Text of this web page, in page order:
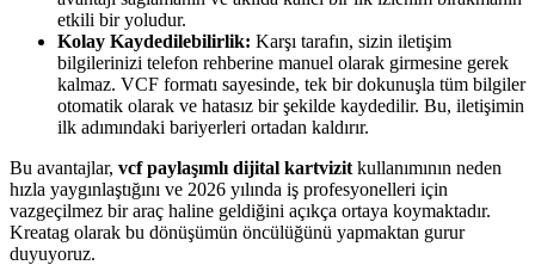
etkili bir yoludur.
Kolay Kaydedilebilirlik: Karşı tarafın, sizin iletişim
bilgilerinizi telefon rehberine manuel olarak girmesine gerek
kalmaz. VCF formatı sayesinde, tek bir dokunuşla tüm bilgiler
otomatik olarak ve hatasız bir şekilde kaydedilir. Bu, iletişimin
ilk adımındaki bariyerleri ortadan kaldırır.
Bu avantajlar, vcf paylaşımlı dijital kartvizit kullanımının neden
hızla yaygınlaştığını ve 2026 yılında iş profesyonelleri için
vazgeçilmez bir araç haline geldiğini açıkça ortaya koymaktadır.
Kreatag olarak bu dönüşümün öncülüğünü yapmaktan gurur
duyuyoruz.